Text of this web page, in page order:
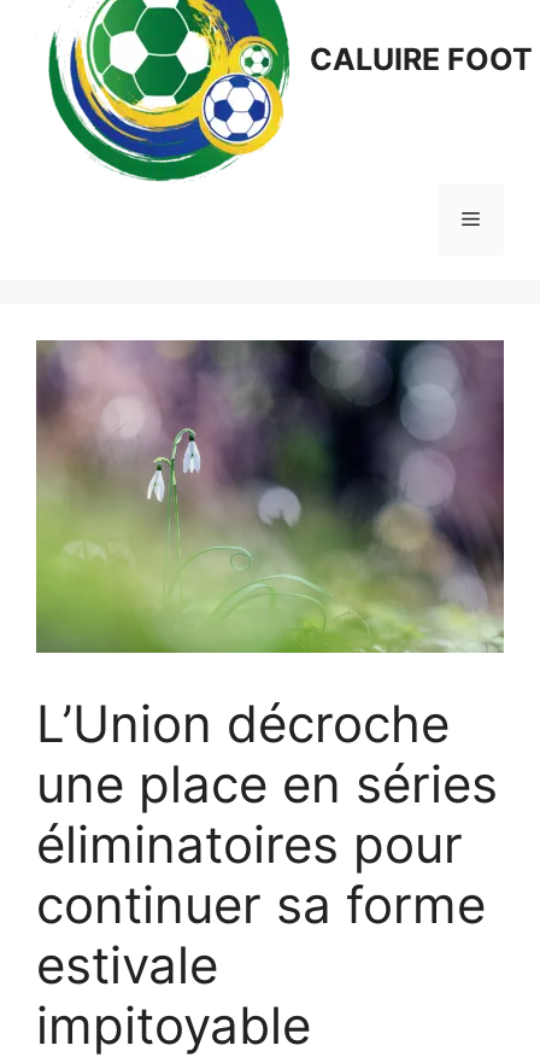
CALUIRE FOOT
Menu
L’Union décroche
une place en séries
éliminatoires pour
continuer sa forme
estivale
impitoyable